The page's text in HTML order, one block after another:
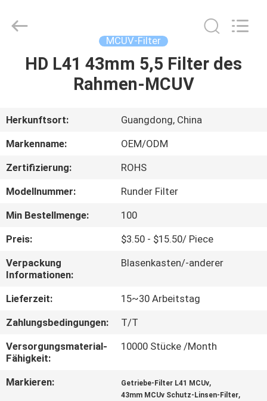
HAUS
ÜBER
UNS
FABRIK-
AUSFLUG
QUALITÄTSKONTROLLE
TRETEN
SIE
UNS
IN
Ltd..
MCUV-Filter
HD L41 43mm 5,5 Filter des
Rahmen-MCUV
Herkunftsort:
Guangdong, China
Markenname:
OEM/ODM
Zertifizierung:
ROHS
Modellnummer:
Runder Filter
Min Bestellmenge:
100
Preis:
$3.50 - $15.50/ Piece
Verpackung
Informationen:
Blasenkasten/-anderer
Lieferzeit:
15~30 Arbeitstag
Zahlungsbedingungen:
T/T
Versorgungsmaterial-
Fähigkeit:
10000 Stücke /Month
Markieren: Getriebe-Filter L41 MCUv,
43mm MCUv Schutz-Linsen-Filter,